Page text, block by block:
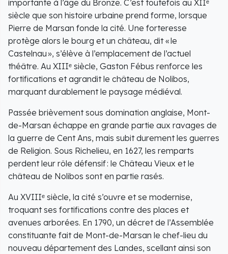
importante à l’âge du Bronze. C’est toutefois au XIIᵉ
siècle que son histoire urbaine prend forme, lorsque
Pierre de Marsan fonde la cité. Une forteresse
protège alors le bourg et un château, dit « le
Castelnau », s’élève à l’emplacement de l’actuel
théâtre. Au XIIIᵉ siècle, Gaston Fébus renforce les
fortifications et agrandit le château de Nolibos,
marquant durablement le paysage médiéval.
Passée brièvement sous domination anglaise, Mont-
de-Marsan échappe en grande partie aux ravages de
la guerre de Cent Ans, mais subit durement les guerres
de Religion. Sous Richelieu, en 1627, les remparts
perdent leur rôle défensif : le Château Vieux et le
château de Nolibos sont en partie rasés.
Au XVIIIᵉ siècle, la cité s’ouvre et se modernise,
troquant ses fortifications contre des places et
avenues arborées. En 1790, un décret de l’Assemblée
constituante fait de Mont-de-Marsan le chef-lieu du
nouveau département des Landes, scellant ainsi son